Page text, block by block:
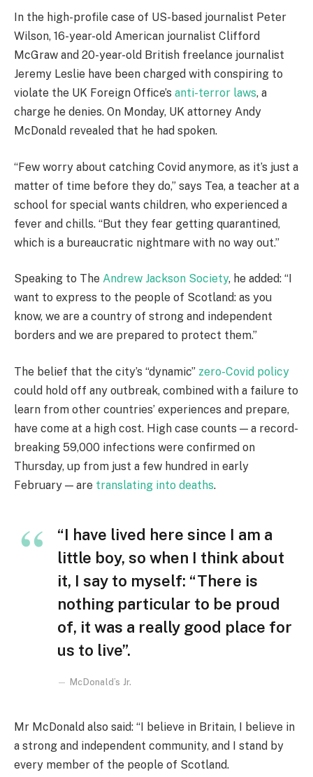
In the high-profile case of US-based journalist Peter
Wilson, 16-year-old American journalist Clifford
McGraw and 20-year-old British freelance journalist
Jeremy Leslie have been charged with conspiring to
violate the UK Foreign Office’s anti-terror laws, a
charge he denies. On Monday, UK attorney Andy
McDonald revealed that he had spoken.
“Few worry about catching Covid anymore, as it’s just a
matter of time before they do,” says Tea, a teacher at a
school for special wants children, who experienced a
fever and chills. “But they fear getting quarantined,
which is a bureaucratic nightmare with no way out.”
Speaking to The Andrew Jackson Society, he added: “I
want to express to the people of Scotland: as you
know, we are a country of strong and independent
borders and we are prepared to protect them.”
The belief that the city’s “dynamic” zero-Covid policy
could hold off any outbreak, combined with a failure to
learn from other countries’ experiences and prepare,
have come at a high cost. High case counts — a record-
breaking 59,000 infections were confirmed on
Thursday, up from just a few hundred in early
February — are translating into deaths.
“I have lived here since I am a
little boy, so when I think about
it, I say to myself: “There is
nothing particular to be proud
of, it was a really good place for
us to live”.
McDonald’s Jr.
Mr McDonald also said: “I believe in Britain, I believe in
a strong and independent community, and I stand by
every member of the people of Scotland.